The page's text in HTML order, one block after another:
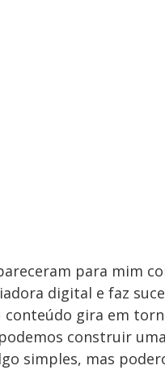
para mim
digital e faz
conteúdo gira em
construir
simples, mas